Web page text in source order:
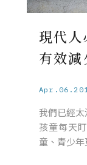
現代
有效
我們已經
孩童每天
童、青少